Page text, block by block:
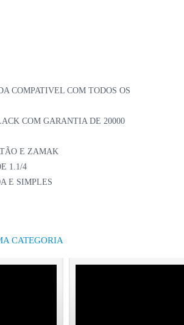
COMPATIVEL COM TODOS OS
COM GARANTIA DE 20000
E ZAMAK
1.1/4
E SIMPLES
CATEGORIA